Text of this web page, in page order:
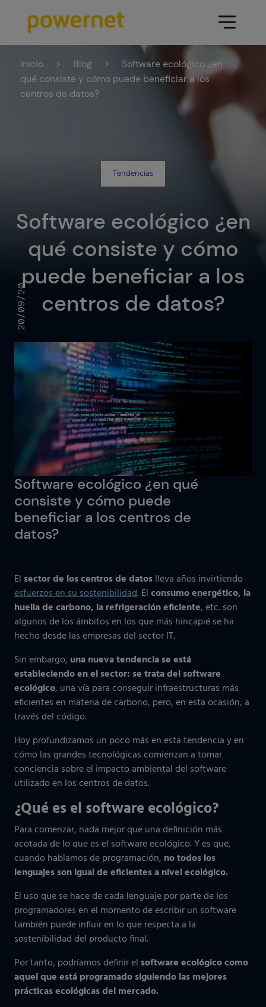
Inicio > Blog >
Software ecológico ¿en
qué consiste y cómo puede beneficiar a los
centros de datos?
Tendencias
Software ecológico ¿en
qué consiste y cómo
puede beneficiar a los
centros de datos?
20/09/2023
Software ecológico ¿en qué
consiste y cómo puede
beneficiar a los centros de
datos?
El sector de los centros de datoslleva años invirtiendo
esfuerzos en su sostenibilidad. Elconsumo energético, la
huella de carbono, la refrigeración eficiente, etc. son
algunos de los ámbitos en los que más hincapié se ha
hecho desde las empresas del sector IT.
Sin embargo, una nueva tendencia se está
estableciendo en el sector: se trata del software
ecológico, una vía para conseguir infraestructuras más
eficientes en materia de carbono, pero, en esta ocasión, a
través del código.
Hoy profundizamos un poco más en esta tendencia y en
cómo las grandes tecnológicas comienzan a tomar
conciencia sobre el impacto ambiental del software
utilizado en los centros de datos.
¿Qué es el software ecológico?
Para comenzar, nada mejor que una definición más
acotada de lo que es el software ecológico. Y es que,
cuando hablamos de programación, no todos los
lenguajes son igual de eficientes a nivel ecológico.
El uso que se hace de cada lenguaje por parte de los
programadores en el momento de escribir un software
también puede influir en lo que respecta a la
sostenibilidad del producto final.
Por tanto, podríamos definir el software ecológico como
aquel que está programado siguiendo las mejores
prácticas ecológicas del mercado.
Data Center
Áreas
Infraestructura CPD
Ir a data center
Tecnología de la información y
comunicaciones
IOTIQ by Powernet
Ver todas las soluciones
¿Necesitas ayuda? Te llamamos
Sectores
Medios de comunicación
Industria
Retail
Logística
Workplace
Servicios
Sector público
Ver todos los sectores
¿Necesitas ayuda? Te llamamos